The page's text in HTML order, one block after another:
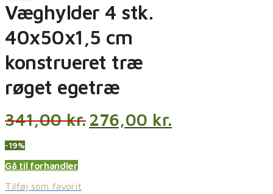
Væghylder 4 stk.
40x50x1,5 cm
konstrueret træ
røget egetræ
341,00kr. 276,00 kr.
-19%
Gå til forhandler
Tilføj som favorit